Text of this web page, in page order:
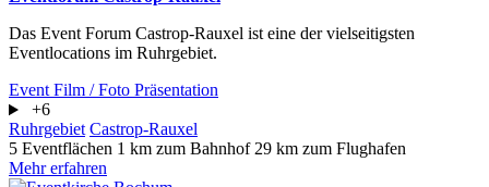
Das Event Forum Castrop-Rauxel ist eine der vielseitigsten
Eventlocations im Ruhrgebiet.
Event Film / Foto Präsentation
+6
Ruhrgebiet Castrop-Rauxel
5 Eventflächen 1 km zum Bahnhof 29 km zum Flughafen
Mehr erfahren